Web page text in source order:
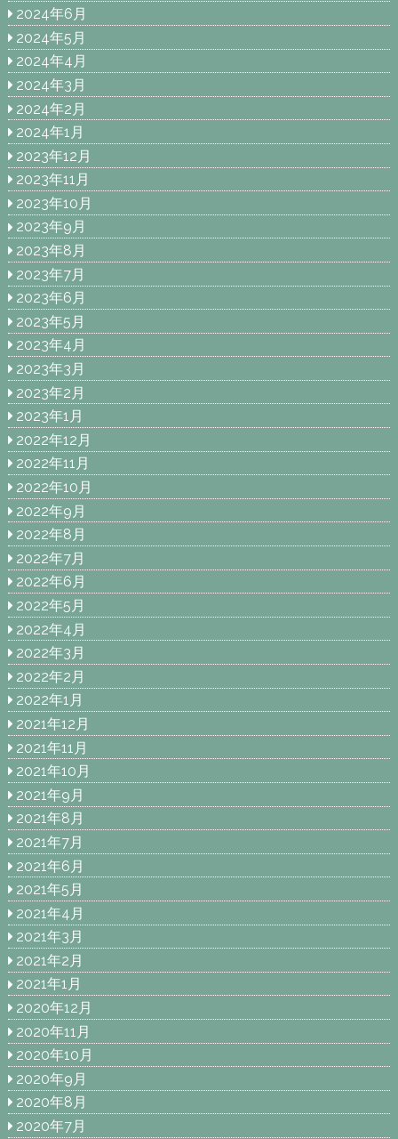
2024年6月
2024年5月
2024年4月
2024年3月
2024年2月
2024年1月
2023年12月
2023年11月
2023年10月
2023年9月
2023年8月
2023年7月
2023年6月
2023年5月
2023年4月
2023年3月
2023年2月
2023年1月
2022年12月
2022年11月
2022年10月
2022年9月
2022年8月
2022年7月
2022年6月
2022年5月
2022年4月
2022年3月
2022年2月
2022年1月
2021年12月
2021年11月
2021年10月
2021年9月
2021年8月
2021年7月
2021年6月
2021年5月
2021年4月
2021年3月
2021年2月
2021年1月
2020年12月
2020年11月
2020年10月
2020年9月
2020年8月
2020年7月